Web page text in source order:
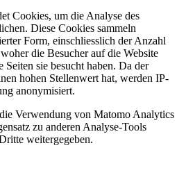
Cookies, um die Analyse des
Diese Cookies sammeln
Form, einschliesslich der Anzahl
die Besucher auf die Website
sie besucht haben. Da der
hohen Stellenwert hat, werden IP-
anonymisiert.
Verwendung von Matomo Analytics
zu anderen Analyse-Tools
weitergegeben.